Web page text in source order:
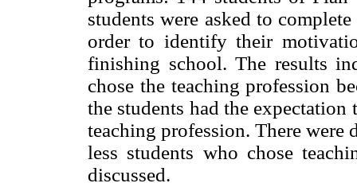
students were asked to
order to identify their
finishing school. The results
chose the teaching profession
the students had the
teaching profession. There were
less students who chose
discussed.